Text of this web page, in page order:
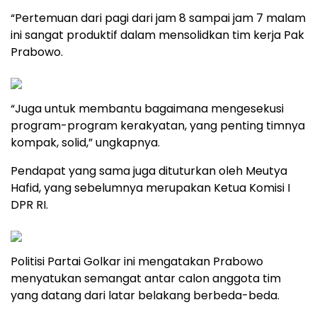
“Pertemuan dari pagi dari jam 8 sampai jam 7 malam
ini sangat produktif dalam mensolidkan tim kerja Pak
Prabowo.
“Juga untuk membantu bagaimana mengesekusi
program-program kerakyatan, yang penting timnya
kompak, solid,” ungkapnya.
Pendapat yang sama juga dituturkan oleh Meutya
Hafid, yang sebelumnya merupakan Ketua Komisi I
DPR RI.
Politisi Partai Golkar ini mengatakan Prabowo
menyatukan semangat antar calon anggota tim
yang datang dari latar belakang berbeda-beda.